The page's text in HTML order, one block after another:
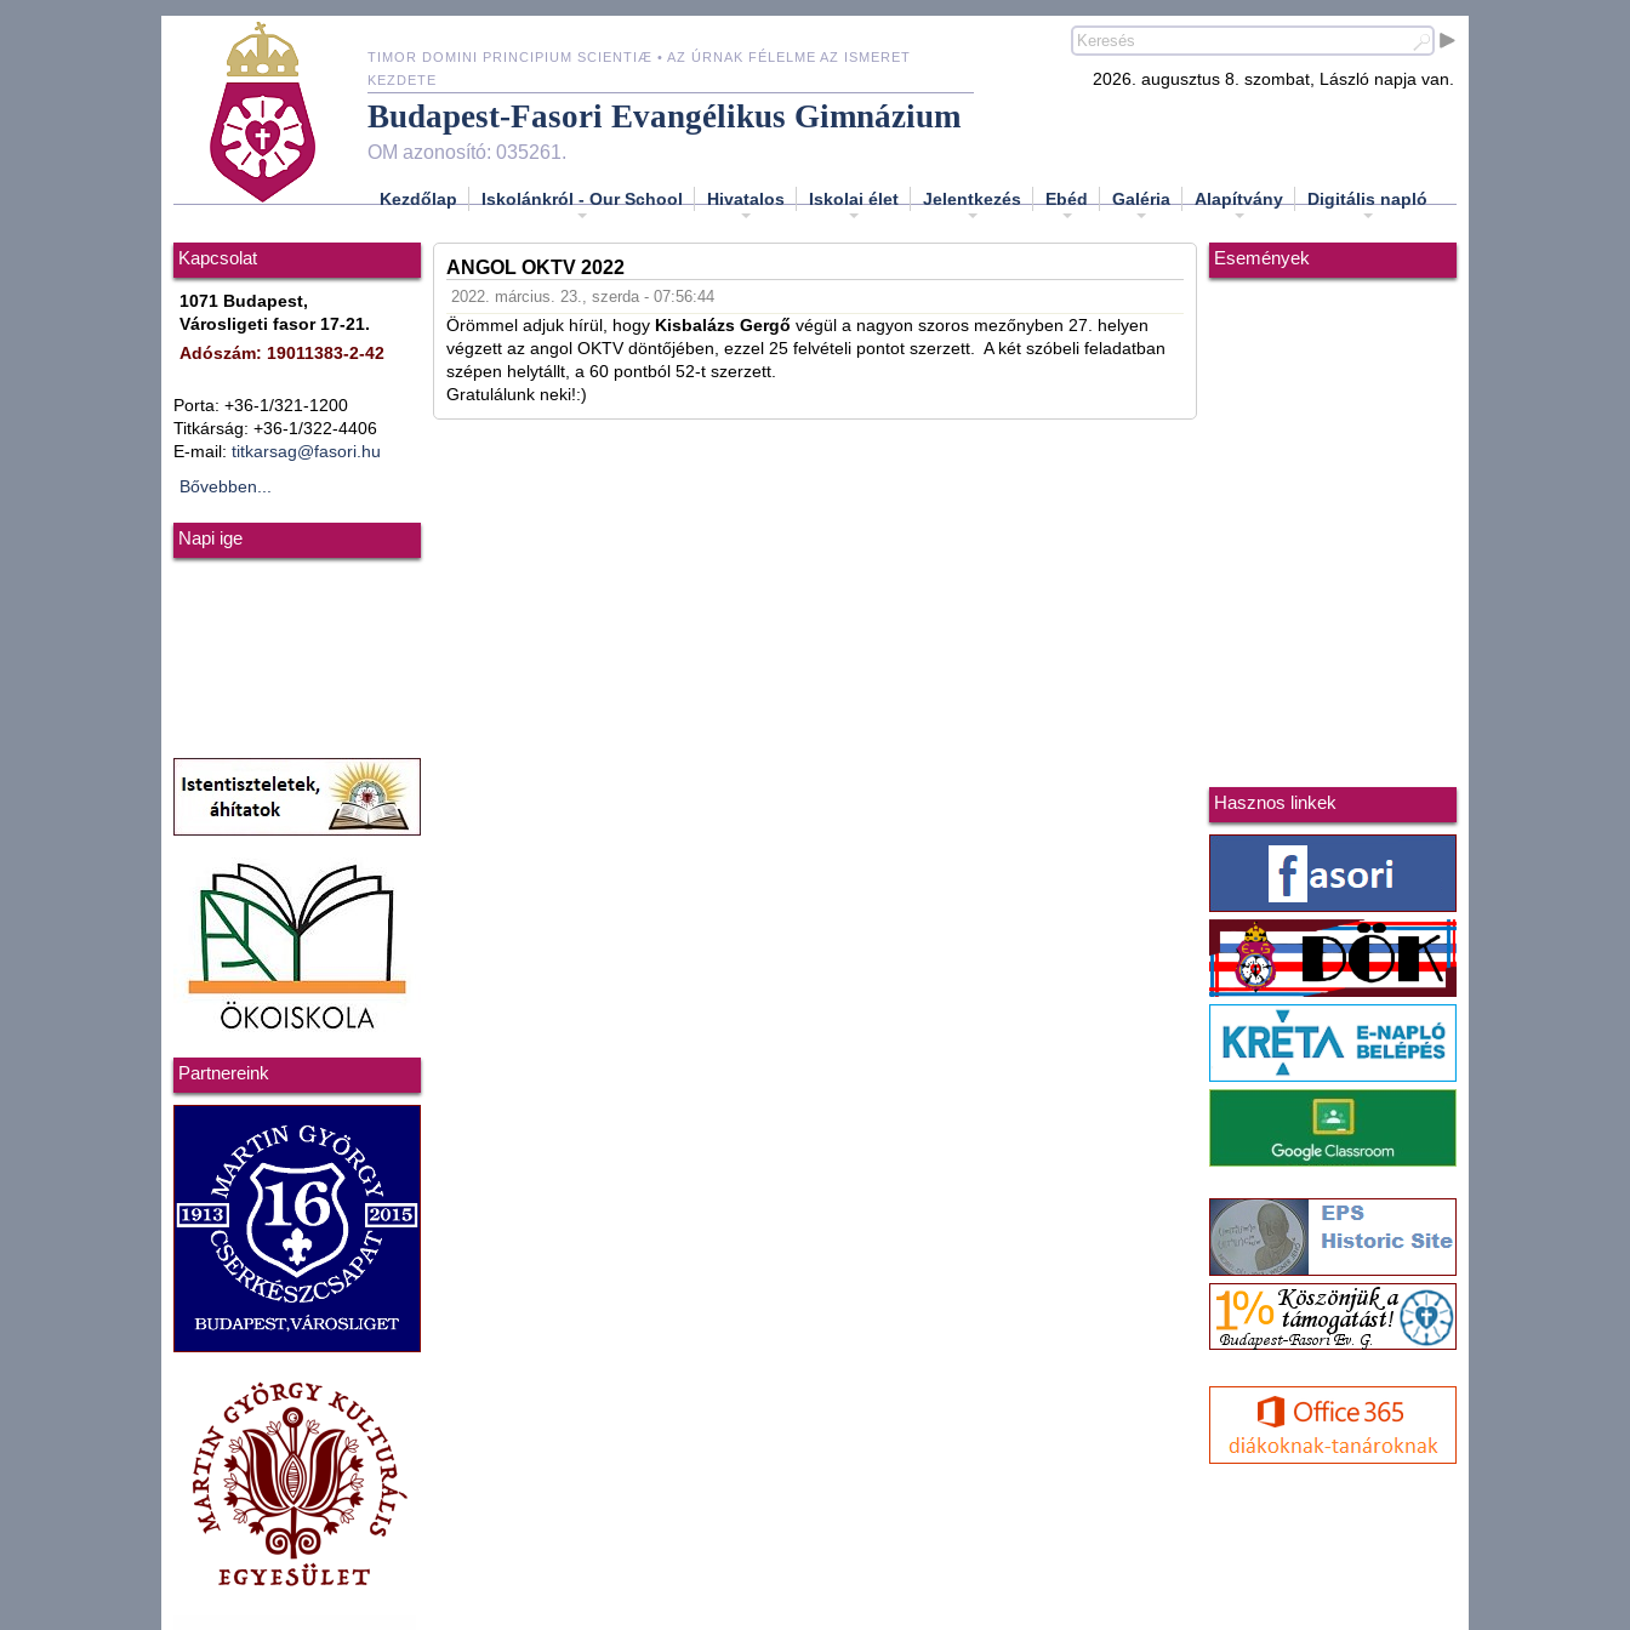
TIMOR DOMINI PRINCIPIUM SCIENTIÆ • AZ ÚRNAK FÉLELME AZ ISMERET
KEZDETE
Budapest-Fasori Evangélikus Gimnázium
OM azonosító: 035261.
2026. augusztus 8. szombat, László napja van.
Kezdőlap Iskolánkról - Our School Hivatalos Iskolai élet Jelentkezés Ebéd Galéria Alapítvány Digitális napló
Kapcsolat
1071 Budapest,
Városligeti fasor 17-21.
Adószám: 19011383-2-42
Porta: +36-1/321-1200
Titkárság: +36-1/322-4406
E-mail: titkarsag@fasori.hu
Bővebben...
Napi ige
Partnereink
ANGOL OKTV 2022
2022. március. 23., szerda - 07:56:44
Örömmel adjuk hírül, hogy Kisbalázs Gergő végül a nagyon szoros mezőnyben 27. helyen
végzett az angol OKTV döntőjében, ezzel 25 felvételi pontot szerzett. A két szóbeli feladatban
szépen helytállt, a 60 pontból 52-t szerzett.
Gratulálunk neki!:)
Események
Hasznos linkek